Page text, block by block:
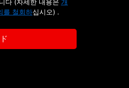
다 (자세한 내용은 개
를 철회하십시오) .